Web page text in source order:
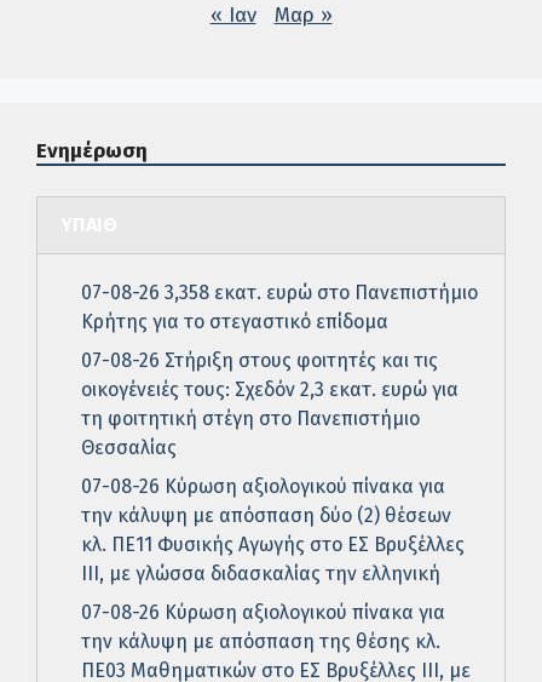
« Ιαν Μαρ »
Ενημέρωση
07-08-26 3,358 εκατ. ευρώ στο Πανεπιστήμιο
Κρήτης για το στεγαστικό επίδομα
07-08-26 Στήριξη στους φοιτητές και τις
οικογένειές τους: Σχεδόν 2,3 εκατ. ευρώ για
τη φοιτητική στέγη στο Πανεπιστήμιο
Θεσσαλίας
07-08-26 Κύρωση αξιολογικού πίνακα για
την κάλυψη με απόσπαση δύο (2) θέσεων
κλ. ΠΕ11 Φυσικής Αγωγής στο ΕΣ Βρυξέλλες
ΙΙΙ, με γλώσσα διδασκαλίας την ελληνική
07-08-26 Κύρωση αξιολογικού πίνακα για
την κάλυψη με απόσπαση της θέσης κλ.
ΠΕ03 Μαθηματικών στο ΕΣ Βρυξέλλες ΙΙΙ, με